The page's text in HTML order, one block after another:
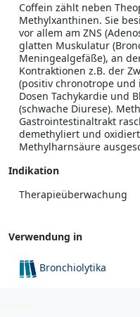
Coffein zählt neben
Methylxanthinen. Sie
vor allem am ZNS
glatten Muskulatur
Meningealgefäße), an
Kontraktionen z.B. der
(positiv chronotrope
Dosen Tachykardie und
(schwache Diurese).
Gastrointestinaltrakt
demethyliert und
Methylharnsäure
Indikation
Therapieüberwachung
Verwendung in
Bronchiolytika
2026-08-06